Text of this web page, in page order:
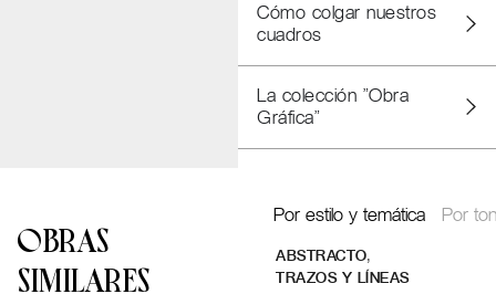
Cómo colgar nuestros
cuadros
La colección "Obra
Gráfica"
OBRAS
SIMILARES
Por estilo y temática Por
ABSTRACTO,
TRAZOS Y LÍNEAS